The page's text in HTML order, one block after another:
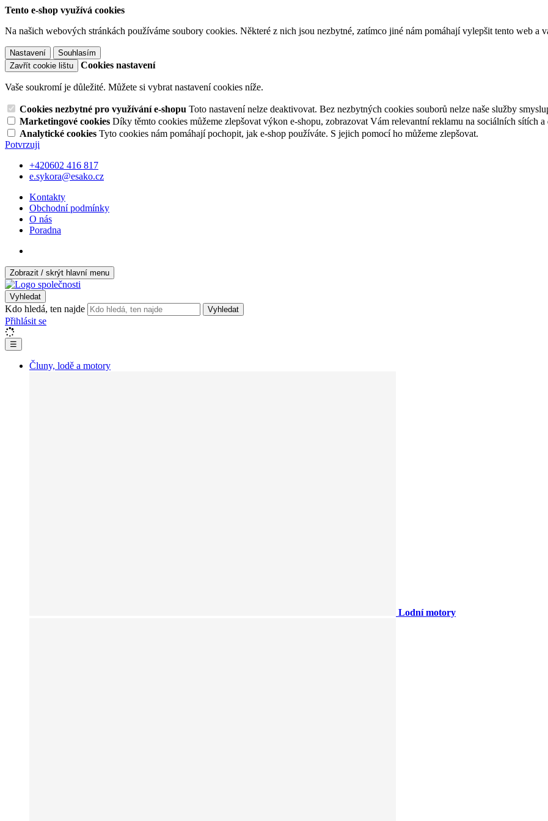
Tento e-shop využívá cookies
Na našich webových stránkách používáme soubory cookies. Některé z nich jsou nezbytné, zatímco jiné nám pomáhají vylepšit tento web a
Nastavení
Souhlasím
Zavřít cookie lištu
Cookies nastavení
Vaše soukromí je důležité. Můžete si vybrat nastavení cookies níže.
Cookies nezbytné pro využívání e-shopu Toto nastavení nelze deaktivovat. Bez nezbytných cookies souborů nelze naše služby
Marketingové cookies Díky těmto cookies můžeme zlepšovat výkon e-shopu, zobrazovat Vám relevantní reklamu na sociálních sítích
Analytické cookies Tyto cookies nám pomáhají pochopit, jak e-shop používáte. S jejich pomocí ho můžeme zlepšovat.
Potvrzuji
+420602 416 817
e.sykora@esako.cz
Kontakty
Obchodní podmínky
O nás
Poradna
Zobrazit / skrýt hlavní menu
Vyhledat
Kdo hledá, ten najde Vyhledat
Přihlásit se
☰
Čluny, lodě a motory
Lodní motory